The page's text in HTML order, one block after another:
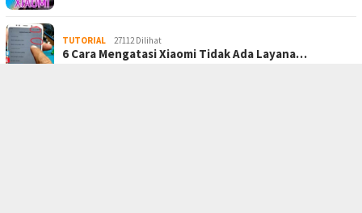
TUTORIAL 27112 Dilihat
6 Cara Mengatasi Xiaomi Tidak Ada Layana…